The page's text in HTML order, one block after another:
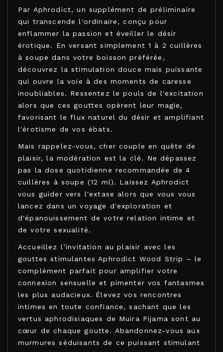
Par Aphrodict, un supplément de préliminaire
qui transcende l'ordinaire, conçu pour
enflammer la passion et éveiller le désir
érotique. En versant simplement 1 à 2 cuillères
à soupe dans votre boisson préférée,
découvrez la stimulation douce mais puissante
qui ouvre la voie à des moments de caresse
inoubliables. Ressentez le pouls de l'excitation
alors que ces gouttes opèrent leur magie,
favorisant le flux naturel du désir et amplifiant
l'érotisme de vos ébats.
Mais rappelez-vous, cher couple en quête de
plaisir, la modération est la clé. Ne dépassez
pas la dose quotidienne recommandée de 4
cuillères à soupe (12 ml). Laissez Aphrodict
vous guider vers l'extase alors que vous vous
lancez dans un voyage d'exploration et
d'épanouissement de votre relation intime et
de votre sexualité.
Accueillez l’invitation au plaisir avec les
gouttes stimulantes Aphrodict Wood Strip – le
complément parfait pour amplifier votre
connexion sensuelle et pimenter vos fantasmes
les plus audacieux. Élevez vos rencontres
intimes en toute confiance, sachant que les
vertus aphrodisiaques de Muira Pijama sont au
cœur de chaque goutte. Abandonnez-vous aux
murmures séduisants de ce puissant stimulant